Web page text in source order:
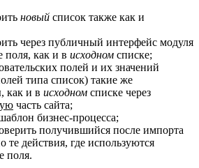
новый список также как и
через публичный интерфейс модуля
поля, как и в исходном списке;
полей и их значений
типа список) такие же
как и в исходном списке через
часть сайта;
бизнес-процесса;
получившийся после импорта
те действия, где используются
поля.